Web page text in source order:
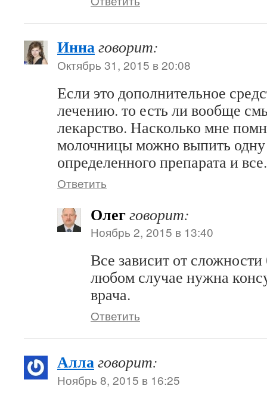
Иннаговорит:
Октябрь 31, 2015 в 20:08
Если это дополнительное
лечению. то есть ли вообще
лекарство. Насколько мне
молочницы можно выпить одну
определенного препарата и все.
Ответить
Олегговорит:
Ноябрь 2, 2015 в 13:40
Все зависит от
любом случае нужна
врача.
Ответить
Аллаговорит:
Ноябрь 8, 2015 в 16:25